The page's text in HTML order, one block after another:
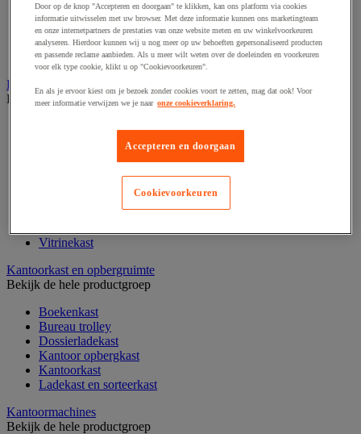
Klein kantoormateriaal
Papier, systeem- en visitekaarten
Schriften, notitieblokken en memoblaadjes
Schrijfwaren
Kantoordecoratie
Bekijk de hele productgroep
Lijst- en ophangsysteem
Vitrinekast
Kantoorkast en opbergruimte
Bekijk de hele productgroep
Boekenkast
Bureau trolley
Dossierladekast
Kantoor opbergkast
Kantoorkast
Ladekast en sorteerkast
Kantoormachines
Bekijk de hele productgroep
Door op de knop "Accepteren en doorgaan" te klikken, kan ons platform via cookies
informatie uitwisselen met uw browser. Met deze informatie kunnen ons marketingteam
en onze internetpartners de prestaties van onze website meten en uw winkelvoorkeuren
analyseren. Hierdoor kunnen wij u nog meer op uw behoeften gepersonaliseerd producten
en passende reclame aanbieden. Als u meer wilt weten over de doeleinden en voorkeuren
voor elk type cookie, klikt u op "Cookievoorkeuren".
En als je ervoor kiest om je bezoek zonder cookies voort te zetten, mag dat ook! Voor
meer informatie verwijzen we je naar onze cookieverklaring.
Accepteren en doorgaan
Cookievoorkeuren